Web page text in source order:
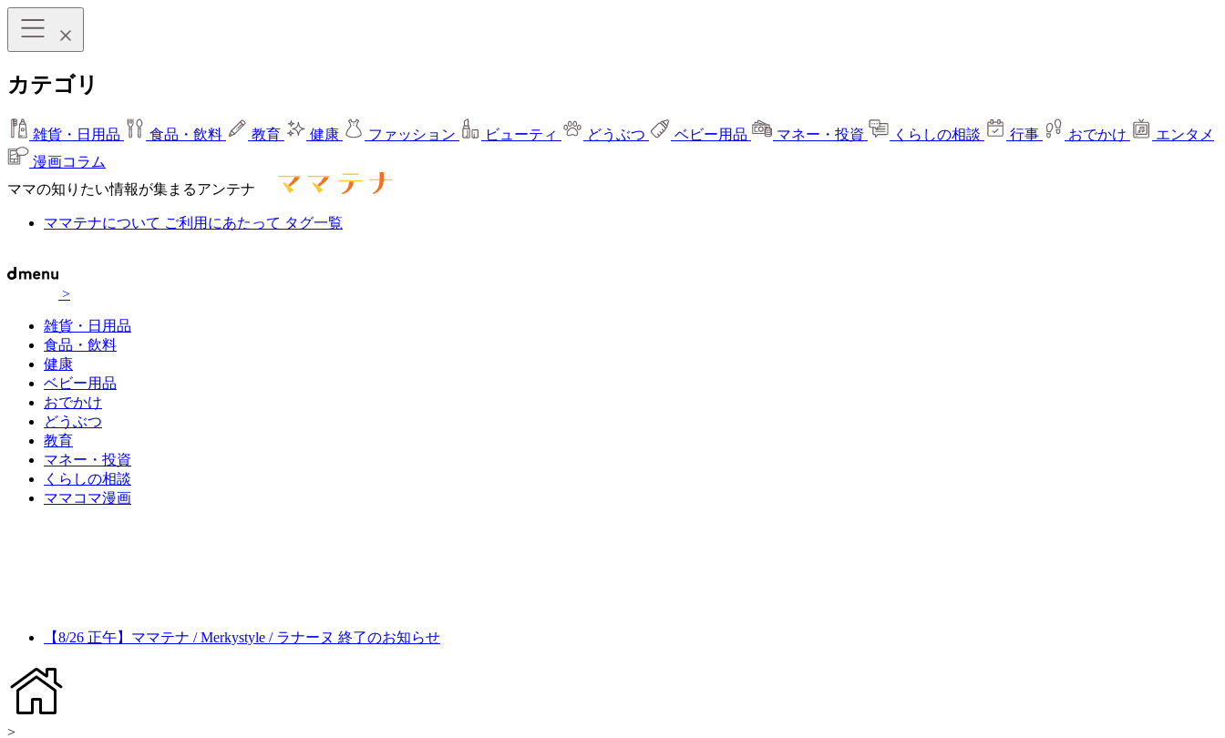
カテゴリ
雑貨・日用品 食品・飲料 教育 健康 ファッション ビューティ どうぶつ ベビー用品 マネー・投資 くらしの相談 行事 おでかけ
エンタメ
漫画コラム
ママの知りたい情報が集まるアンテナ
ママテナについて ご利用にあたって タグ一覧
>
雑貨・日用品
食品・飲料
健康
ベビー用品
おでかけ
どうぶつ
教育
マネー・投資
くらしの相談
ママコマ漫画
【8/26 正午】ママテナ / Merkystyle / ラナーヌ 終了のお知らせ
>